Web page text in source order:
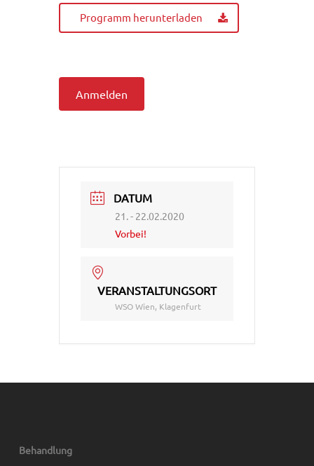
Programm herunterladen
Anmelden
DATUM
21. - 22.02.2020
Vorbei!
VERANSTALTUNGSORT
WSO Wien, Klagenfurt
Behandlung